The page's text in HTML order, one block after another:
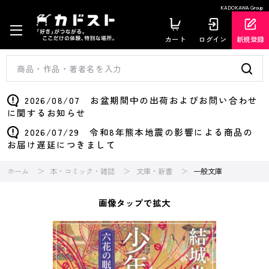
KADOKAWA Group
カート ログイン 新規登録
2026/08/07 お盆期間中の出荷およびお問い合わせ
に関するお知らせ
2026/07/29 令和8年熊本地震の影響による商品の
お届け遅延につきまして
ホーム 本・コミック・雑誌 文庫・新書 一般文庫
画像タップで拡大